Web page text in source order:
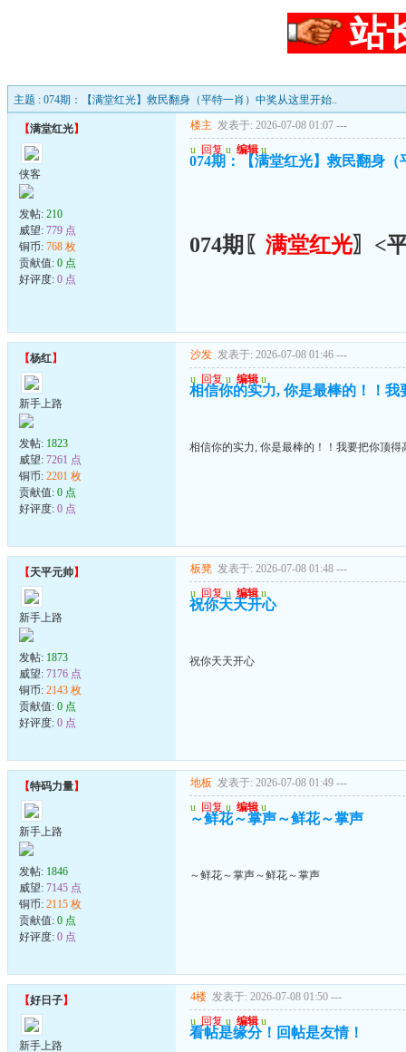
站
主题 : 074期：【满堂红光】救民翻身（平特一肖）中奖从这里开始..
【满堂红光】
侠客
发帖: 210
威望: 779 点
铜币: 768 枚
贡献值: 0 点
好评度: 0 点
楼主 发表于: 2026-07-08 01:07 ---
u 回复 u 编辑 u
074期：【满堂红光】救民翻身
074期〖 满堂红光〗<
【杨红】
新手上路
发帖: 1823
威望: 7261 点
铜币: 2201 枚
贡献值: 0 点
好评度: 0 点
沙发 发表于: 2026-07-08 01:46 ---
u 回复 u 编辑 u
相信你的实力, 你是最棒的！！我
相信你的实力, 你是最棒的！！我要把你顶得
【天平元帅】
新手上路
发帖: 1873
威望: 7176 点
铜币: 2143 枚
贡献值: 0 点
好评度: 0 点
板凳 发表于: 2026-07-08 01:48 ---
u 回复 u 编辑 u
祝你天天开心
祝你天天开心
【特码力量】
新手上路
发帖: 1846
威望: 7145 点
铜币: 2115 枚
贡献值: 0 点
好评度: 0 点
地板 发表于: 2026-07-08 01:49 ---
u 回复 u 编辑 u
～鲜花～掌声～鲜花～掌声
～鲜花～掌声～鲜花～掌声
【好日子】
新手上路
4楼 发表于: 2026-07-08 01:50 ---
u 回复 u 编辑 u
看帖是缘分！回帖是友情！